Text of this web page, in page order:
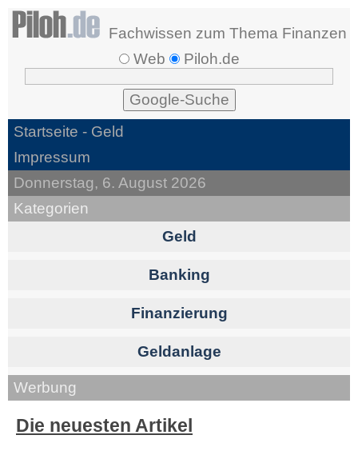
Fachwissen zum Thema Finanzen
Web
Piloh.de
Startseite - Geld
Impressum
Donnerstag, 6. August 2026
Kategorien
Geld
Banking
Finanzierung
Geldanlage
Werbung
Die neuesten Artikel